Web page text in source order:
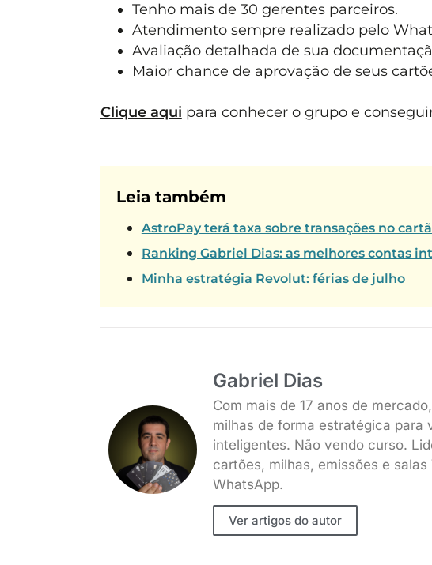
Tenho mais de 30 gerentes parceiros.
Atendimento sempre realizado pelo
Avaliação detalhada de sua
Maior chance de aprovação de seus
Clique aqui para conhecer o grupo e
Leia também
AstroPay terá taxa sobre transações no
Ranking Gabriel Dias: as melhores contas
Minha estratégia Revolut: férias de julho
Gabriel Dias
Com mais de 17 anos de
milhas de forma estratégica para
inteligentes. Não vendo curso.
cartões, milhas, emissões e
WhatsApp.
Ver artigos do autor